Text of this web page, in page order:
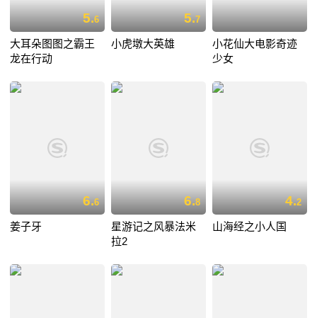
5.6
大耳朵图图之霸王
龙在行动
5.7
小虎墩大英雄
小花仙大电影奇迹
少女
6.6
姜子牙
6.8
星游记之风暴法米
拉2
4.2
山海经之小人国